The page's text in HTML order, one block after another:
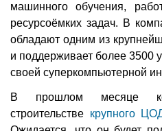
машинного обучения,
ресурсоёмких задач. В
обладают одним из
и поддерживает более 3500
своей суперкомпьютерной
В прошлом месяце
строительстве крупного